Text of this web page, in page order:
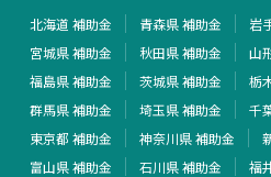
北海道 補助金 青森県 補助金
岩
宮城県 補助金
秋田県 補助金
山
福島県 補助金
茨城県 補助金
栃
群馬県 補助金
埼玉県 補助金
千
東京都 補助金
神奈川県 補助金
富山県 補助金
石川県 補助金
福